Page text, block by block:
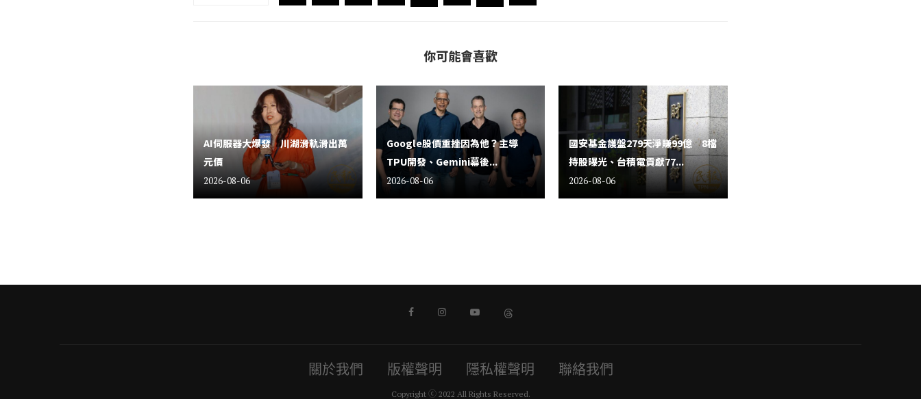
你可能會喜歡
AI伺服器大爆發 川湖滑軌滑出萬
元價
2026-08-06
Google股價重挫因為他？主導
TPU開發、Gemini幕後...
2026-08-06
國安基金護盤279天淨賺99億 8檔
持股曝光、台積電貢獻77...
2026-08-06
關於我們 版權聲明 隱私權聲明 聯絡我們
Copyright ⓒ 2022 All Rights Reserved.